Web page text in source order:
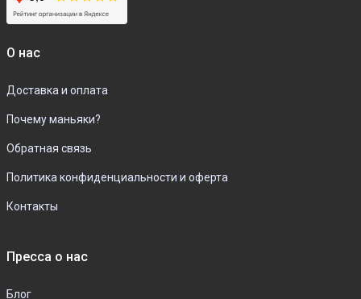
О нас
Доставка и оплата
Почему маньяки?
Обратная связь
Политика конфиденциальности и оферта
Контакты
Пресса о нас
Блог